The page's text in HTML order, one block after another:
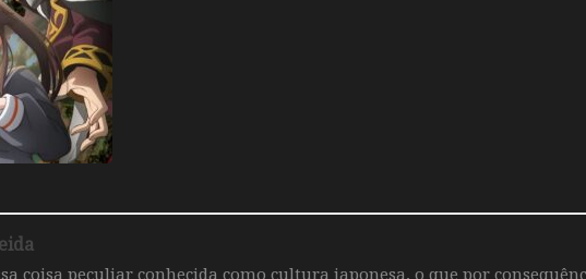
coisa peculiar conhecida como cultura japonesa, o que por